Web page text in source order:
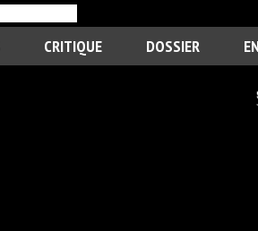
CRITIQUE DOSSIER